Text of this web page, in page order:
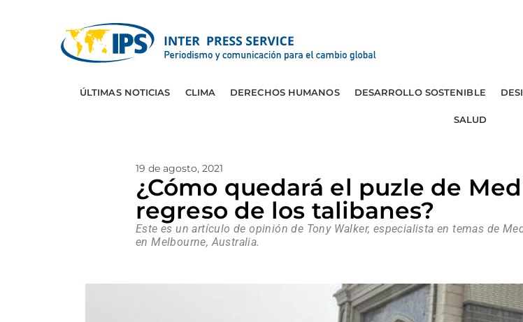
ÚLTIMAS NOTICIAS CLIMA DERECHOS HUMANOS DESARROLLO SOSTENIBLE
SALUD
19 de agosto, 2021
¿Cómo quedará el puzle de
regreso de los talibanes?
Este es un artículo de opinión de Tony Walker, especialista en temas de
en Melbourne, Australia.